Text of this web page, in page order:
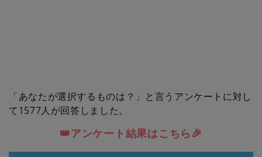
「あなたが選択するものは？」と言うアンケートに対し
て1577人が回答しました。
👑アンケート結果はこちら🎉